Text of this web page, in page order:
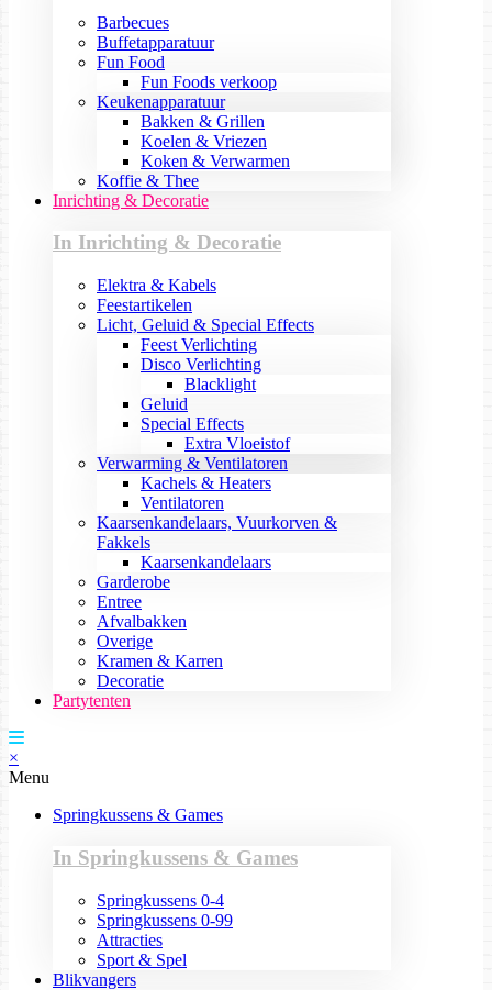
Barbecues
Buffetapparatuur
Fun Food
Fun Foods verkoop
Keukenapparatuur
Bakken & Grillen
Koelen & Vriezen
Koken & Verwarmen
Koffie & Thee
Inrichting & Decoratie
In Inrichting & Decoratie
Elektra & Kabels
Feestartikelen
Licht, Geluid & Special Effects
Feest Verlichting
Disco Verlichting
Blacklight
Geluid
Special Effects
Extra Vloeistof
Verwarming & Ventilatoren
Kachels & Heaters
Ventilatoren
Kaarsenkandelaars, Vuurkorven &
Fakkels
Kaarsenkandelaars
Garderobe
Entree
Afvalbakken
Overige
Kramen & Karren
Decoratie
Partytenten
×
Menu
Springkussens & Games
In Springkussens & Games
Springkussens 0-4
Springkussens 0-99
Attracties
Sport & Spel
Blikvangers